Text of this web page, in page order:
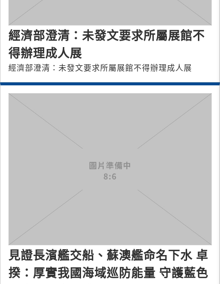
經濟部澄清：未發文要求所屬展館不
得辦理成人展
經濟部澄清：未發文要求所屬展館不得辦理成人展
見證長濱艦交船、蘇澳艦命名下水 卓
揆：厚實我國海域巡防能量 守護藍色